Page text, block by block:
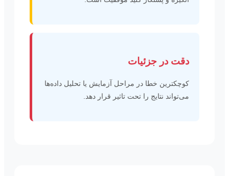
دقت در جزئیات
کوچکترین خطا در مراحل آزمایش یا تحلیل داده‌ها
می‌تواند نتایج را تحت تاثیر قرار دهد.